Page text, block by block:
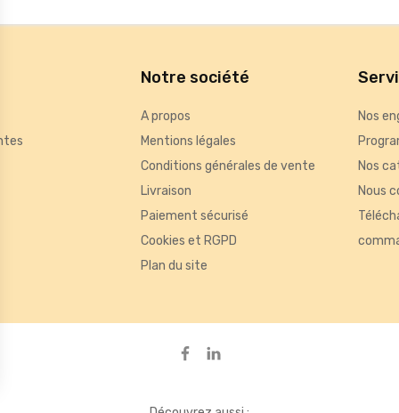
Notre société
A propos
Mentions légales
Conditions générales de vente
Livraison
Paiement sécurisé
Cookies et RGPD
Plan du site
Nos
Nos
Nous
mesurer des indicateurs tels que le trafic, les produits les plus